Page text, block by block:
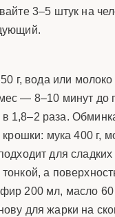
3–5 штук на
г, вода или
— 8–10 минут до
1,8–2 раза.
мука 400 г,
для
а
200 мл, масло
для жарки на